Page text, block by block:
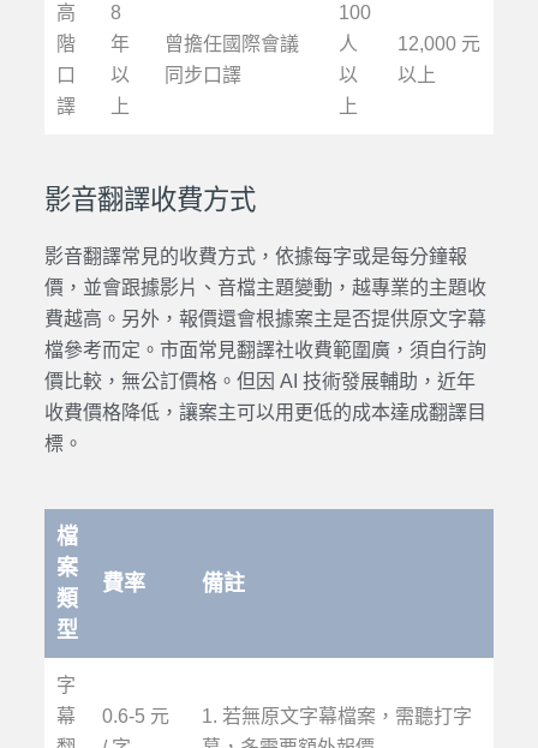
高
階
口
譯
8
年
以
上
曾擔任國際會議
同步口譯
100
人
以
上
12,000 元
以上
影音翻譯收費方式
影音翻譯常見的收費方式，依據每字或是每分鐘報
價，並會跟據影片、音檔主題變動，越專業的主題收
費越高。另外，報價還會根據案主是否提供原文字幕
檔參考而定。市面常見翻譯社收費範圍廣，須自行詢
價比較，無公訂價格。但因 AI 技術發展輔助，近年
收費價格降低，讓案主可以用更低的成本達成翻譯目
標。
檔
案
類
型
費率 備註
字
幕
0.6-5 元
1. 若無原文字幕檔案，需聽打字